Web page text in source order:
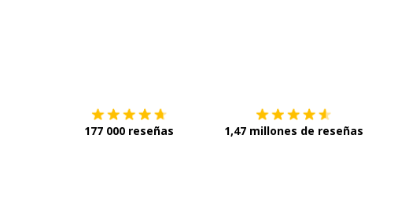
177 000 reseñas 1,47 millones de reseñas